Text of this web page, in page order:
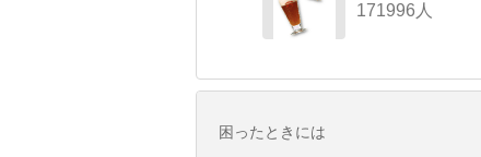
171996人
困ったときには